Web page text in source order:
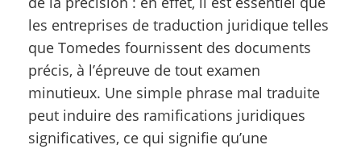
les entreprises de traduction juridique telles
que Tomedes fournissent des documents
précis, à l’épreuve de tout examen
minutieux. Une simple phrase mal traduite
peut induire des ramifications juridiques
significatives, ce qui signifie qu’une